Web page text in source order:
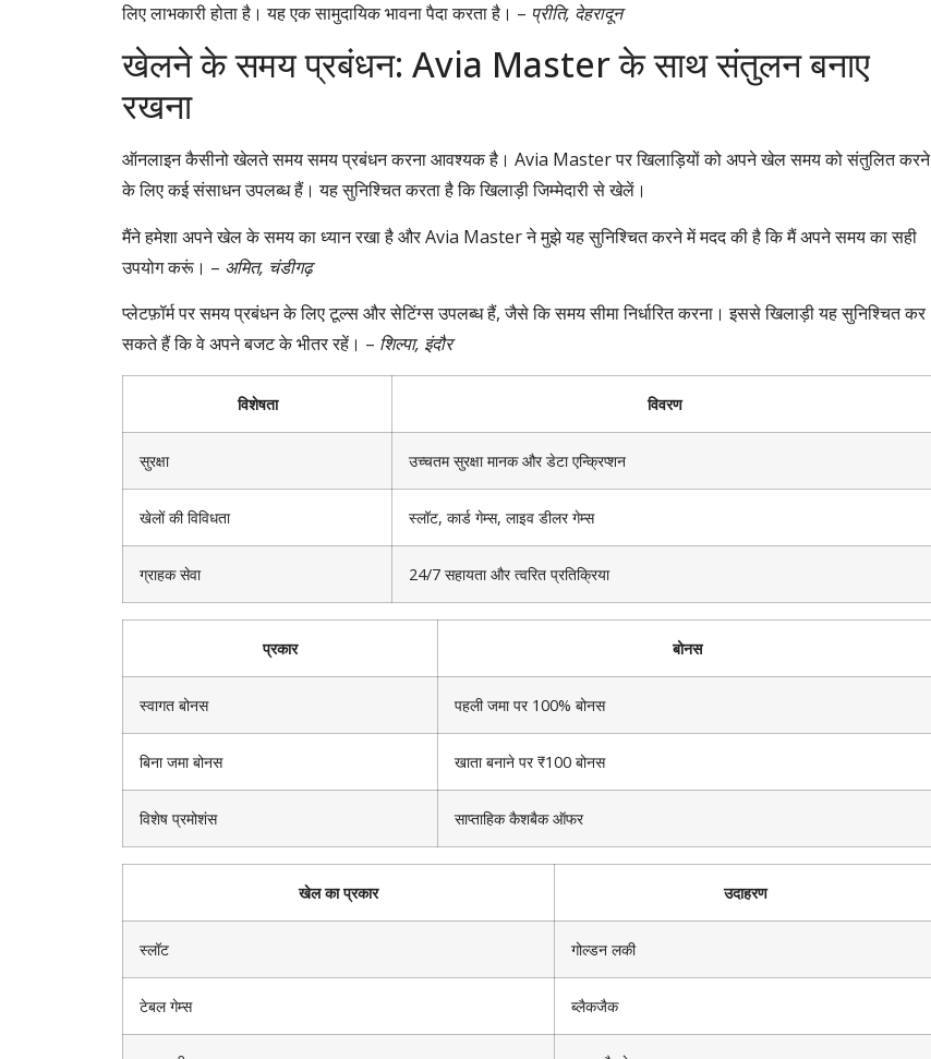
लिए लाभकारी होता है। यह एक सामुदायिक भावना पैदा करता है। – प्रीति, देहरादून
खेलने के समय प्रबंधन: Avia Master के साथ संतुलन बनाए
रखना
ऑनलाइन कैसीनो खेलते समय समय प्रबंधन करना आवश्यक है। Avia Master पर खिलाड़ियों को अपने खेल समय को संतुलित करने
के लिए कई संसाधन उपलब्ध हैं। यह सुनिश्चित करता है कि खिलाड़ी जिम्मेदारी से खेलें।
मैंने हमेशा अपने खेल के समय का ध्यान रखा है और Avia Master ने मुझे यह सुनिश्चित करने में मदद की है कि मैं अपने समय का सही
उपयोग करूं। – अमित, चंडीगढ़
प्लेटफ़ॉर्म पर समय प्रबंधन के लिए टूल्स और सेटिंग्स उपलब्ध हैं, जैसे कि समय सीमा निर्धारित करना। इससे खिलाड़ी यह सुनिश्चित कर
सकते हैं कि वे अपने बजट के भीतर रहें। – शिल्पा, इंदौर
विशेषता विवरण
सुरक्षा उच्चतम सुरक्षा मानक और डेटा एन्क्रिप्शन
खेलों की विविधता स्लॉट, कार्ड गेम्स, लाइव डीलर गेम्स
ग्राहक सेवा 24/7 सहायता और त्वरित प्रतिक्रिया
प्रकार बोनस
स्वागत बोनस पहली जमा पर 100% बोनस
बिना जमा बोनस खाता बनाने पर ₹100 बोनस
विशेष प्रमोशंस साप्ताहिक कैशबैक ऑफर
खेल का प्रकार उदाहरण
स्लॉट गोल्डन लकी
टेबल गेम्स ब्लैकजैक